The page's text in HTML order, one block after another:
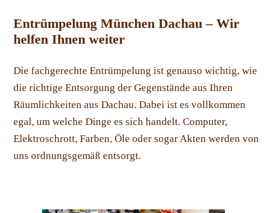
Entrümpelung München Dachau – Wir
helfen Ihnen weiter
Die fachgerechte Entrümpelung ist genauso wichtig, wie
die richtige Entsorgung der Gegenstände aus Ihren
Räumlichkeiten aus Dachau. Dabei ist es vollkommen
egal, um welche Dinge es sich handelt. Computer,
Elektroschrott, Farben, Öle oder sogar Akten werden von
uns ordnungsgemäß entsorgt.